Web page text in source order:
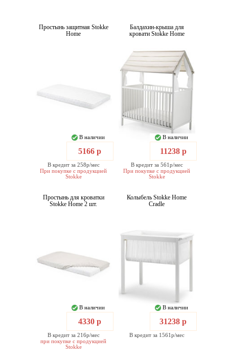
Простынь защитная Stokke
Home
В наличии
5166 р
В кредит за 258р/мес
При покупке с продукцией
Stokke
Балдахин-крыша для
кровати Stokke Home
В наличии
11238 р
В кредит за 561р/мес
При покупке с продукцией
Stokke
Простынь для кроватки
Stokke Home 2 шт.
В наличии
4330 р
В кредит за 216р/мес
при покупке с продукцией
Stokke
Колыбель Stokke Home
Cradle
В наличии
31238 р
В кредит за 1561р/мес